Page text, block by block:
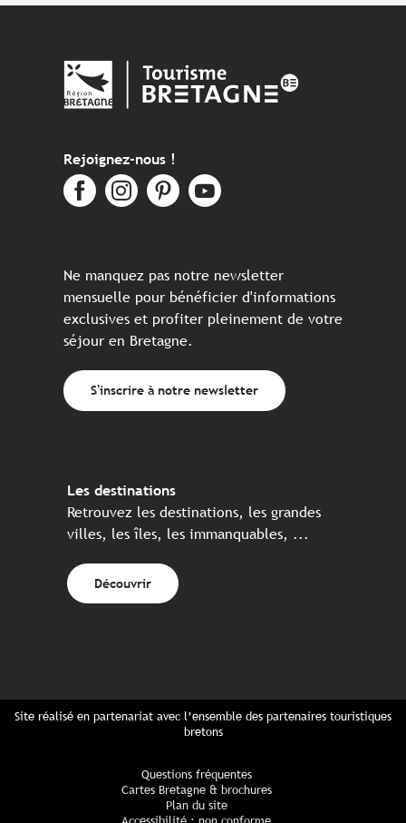
Rejoignez-nous !
Ne manquez pas notre newsletter
mensuelle pour bénéficier d'informations
exclusives et profiter pleinement de votre
séjour en Bretagne.
S'inscrire à notre newsletter
Les destinations
Retrouvez les destinations, les grandes
villes, les îles, les immanquables, ...
Découvrir
Site réalisé en partenariat avec l’ensemble des partenaires touristiques
bretons
Questions fréquentes
Cartes Bretagne & brochures
Plan du site